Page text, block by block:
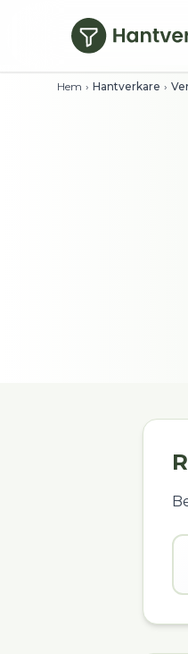
Hoppa till huvudinnehåll
Hem › Hantverkare ›